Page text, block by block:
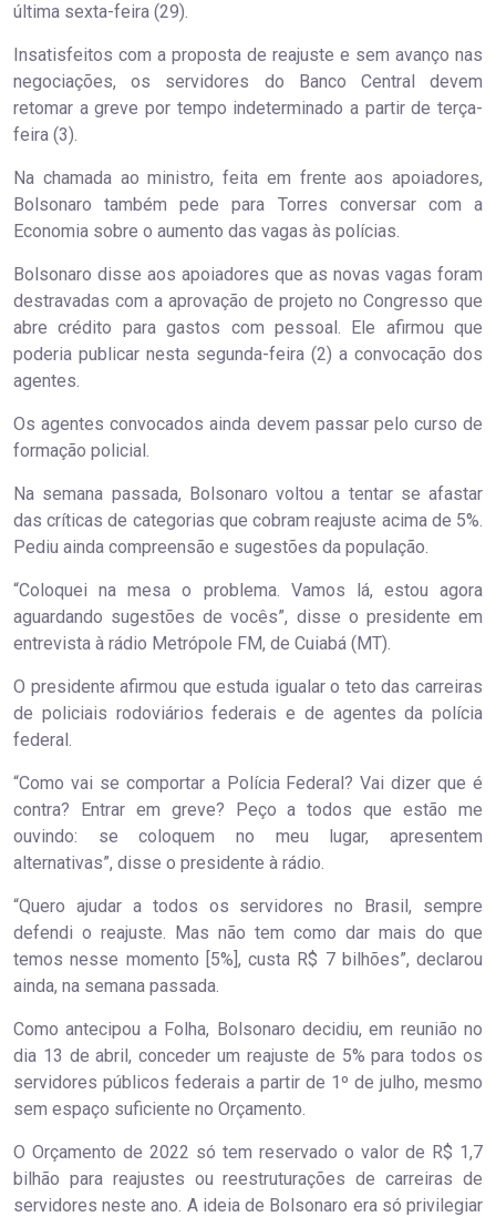
última sexta-feira (29).
Insatisfeitos com a proposta de reajuste e sem avanço nas
negociações, os servidores do Banco Central devem
retomar a greve por tempo indeterminado a partir de terça-
feira (3).
Na chamada ao ministro, feita em frente aos apoiadores,
Bolsonaro também pede para Torres conversar com a
Economia sobre o aumento das vagas às polícias.
Bolsonaro disse aos apoiadores que as novas vagas foram
destravadas com a aprovação de projeto no Congresso que
abre crédito para gastos com pessoal. Ele afirmou que
poderia publicar nesta segunda-feira (2) a convocação dos
agentes.
Os agentes convocados ainda devem passar pelo curso de
formação policial.
Na semana passada, Bolsonaro voltou a tentar se afastar
das críticas de categorias que cobram reajuste acima de 5%.
Pediu ainda compreensão e sugestões da população.
“Coloquei na mesa o problema. Vamos lá, estou agora
aguardando sugestões de vocês”, disse o presidente em
entrevista à rádio Metrópole FM, de Cuiabá (MT).
O presidente afirmou que estuda igualar o teto das carreiras
de policiais rodoviários federais e de agentes da polícia
federal.
“Como vai se comportar a Polícia Federal? Vai dizer que é
contra? Entrar em greve? Peço a todos que estão me
ouvindo: se coloquem no meu lugar, apresentem
alternativas”, disse o presidente à rádio.
“Quero ajudar a todos os servidores no Brasil, sempre
defendi o reajuste. Mas não tem como dar mais do que
temos nesse momento [5%], custa R$ 7 bilhões”, declarou
ainda, na semana passada.
Como antecipou a Folha, Bolsonaro decidiu, em reunião no
dia 13 de abril, conceder um reajuste de 5% para todos os
servidores públicos federais a partir de 1º de julho, mesmo
sem espaço suficiente no Orçamento.
O Orçamento de 2022 só tem reservado o valor de R$ 1,7
bilhão para reajustes ou reestruturações de carreiras de
servidores neste ano. A ideia de Bolsonaro era só privilegiar